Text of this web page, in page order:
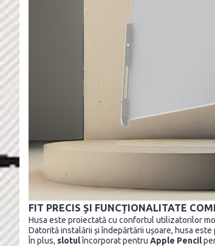
FIT PRECIS ȘI FUNCȚIONALITATE
Husa este proiectată cu confortul utilizatorilor
Datorită instalării și îndepărtării ușoare, husa
În plus, slotulîncorporat pentru Apple Pencil